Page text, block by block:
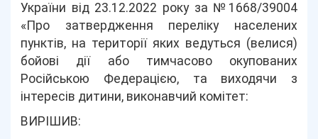
України від 23.12.2022 року за №1668/39004
«Про затвердження переліку населених
пунктів, на території яких ведуться (велися)
бойові дії або тимчасово окупованих
Російською Федерацією, та виходячи з
інтересів дитини, виконавчий комітет:
ВИРІШИВ: